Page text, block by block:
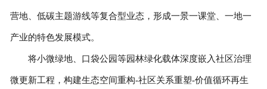
营地、低碳主题游线等复合型业态，形成一景一课堂、一地一
产业的特色发展模式。
将小微绿地、口袋公园等园林绿化载体深度嵌入社区治理
微更新工程，构建生态空间重构-社区关系重塑-价值循环再生